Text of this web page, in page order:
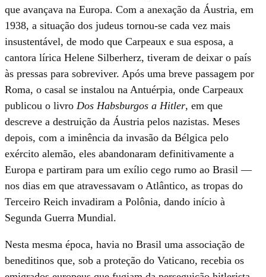
que avançava na Europa. Com a anexação da Áustria, em
1938, a situação dos judeus tornou-se cada vez mais
insustentável, de modo que Carpeaux e sua esposa, a
cantora lírica Helene Silberherz, tiveram de deixar o país
às pressas para sobreviver. Após uma breve passagem por
Roma, o casal se instalou na Antuérpia, onde Carpeaux
publicou o livro Dos Habsburgos a Hitler, em que
descreve a destruição da Áustria pelos nazistas. Meses
depois, com a iminência da invasão da Bélgica pelo
exército alemão, eles abandonaram definitivamente a
Europa e partiram para um exílio cego rumo ao Brasil —
nos dias em que atravessavam o Atlântico, as tropas do
Terceiro Reich invadiram a Polônia, dando início à
Segunda Guerra Mundial.
Nesta mesma época, havia no Brasil uma associação de
beneditinos que, sob a proteção do Vaticano, recebia os